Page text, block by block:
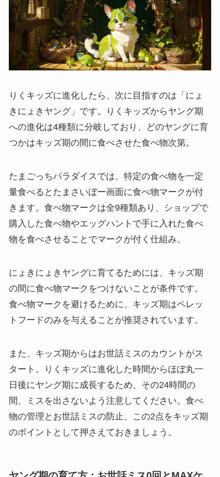
りくキッズに進化したら、次に目指すのは「にょ
きにょきヤング」です。りくキッズからヤング期
への進化は4種類に分岐しており、どのヤングに育
つかはキッズ期の間に食べさせた食べ物次第。
たまごっちパラダイスでは、特定の食べ物を一定
量食べるとたまさいぼー画面に食べ物マークが付
きます。食べ物マークは全9種類あり、ショップで
購入した食べ物やエッグハントで手に入れた食べ
物を食べさせることでマークが付く仕組み。
にょきにょきヤングに育てるためには、キッズ期
の間に食べ物マークをつけないことが条件です。
食べ物マークを避けるために、キッズ期はペレッ
トフードのみを与えることが推奨されています。
また、キッズ期からはお世話ミスのカウントがス
タート。りくキッズに進化した時間からほぼ丸一
日後にヤング期に成長するため、その24時間の
間、ミスを出さないよう注意してください。食べ
物の管理とお世話ミスの防止、この2点をキッズ期
のポイントとして押さえておきましょう。